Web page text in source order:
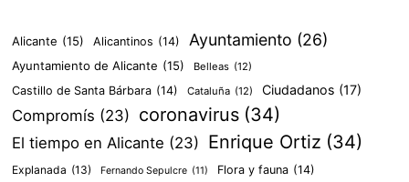
Alicante (15) Alicantinos (14) Ayuntamiento (26)
Ayuntamiento de Alicante (15) Belleas (12)
Castillo de Santa Bárbara (14) Cataluña (12) Ciudadanos (17)
Compromís (23) coronavirus (34)
El tiempo en Alicante (23) Enrique Ortiz (34)
Explanada (13) Fernando Sepulcre (11) Flora y fauna (14)